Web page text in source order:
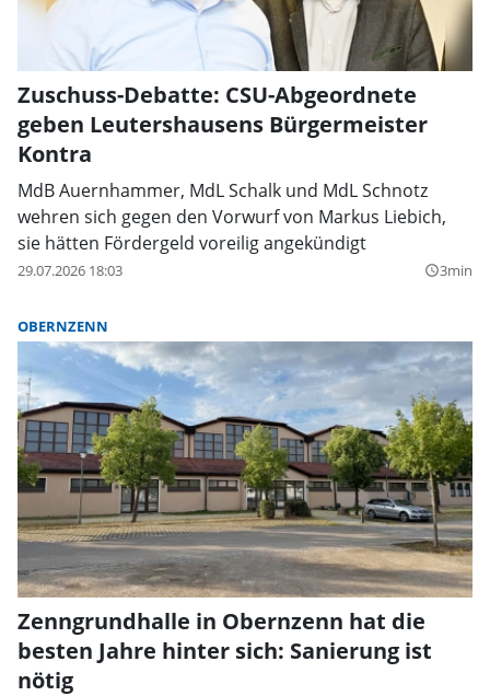
Zuschuss-Debatte: CSU-Abgeordnete
geben Leutershausens Bürgermeister
Kontra
MdB Auernhammer, MdL Schalk und MdL Schnotz
wehren sich gegen den Vorwurf von Markus Liebich,
sie hätten Fördergeld voreilig angekündigt
29.07.2026 18:03 query_builder3min
OBERNZENN
Zenngrundhalle in Obernzenn hat die
besten Jahre hinter sich: Sanierung ist
nötig